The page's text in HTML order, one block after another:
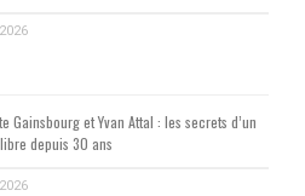
Gainsbourg et Yvan Attal : les secrets d’un
depuis 30 ans